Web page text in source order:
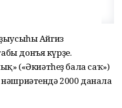
Айгиз
донъя күрҙе.
(«Әкиәтһеҙ бала саҡ»)
2000 данала